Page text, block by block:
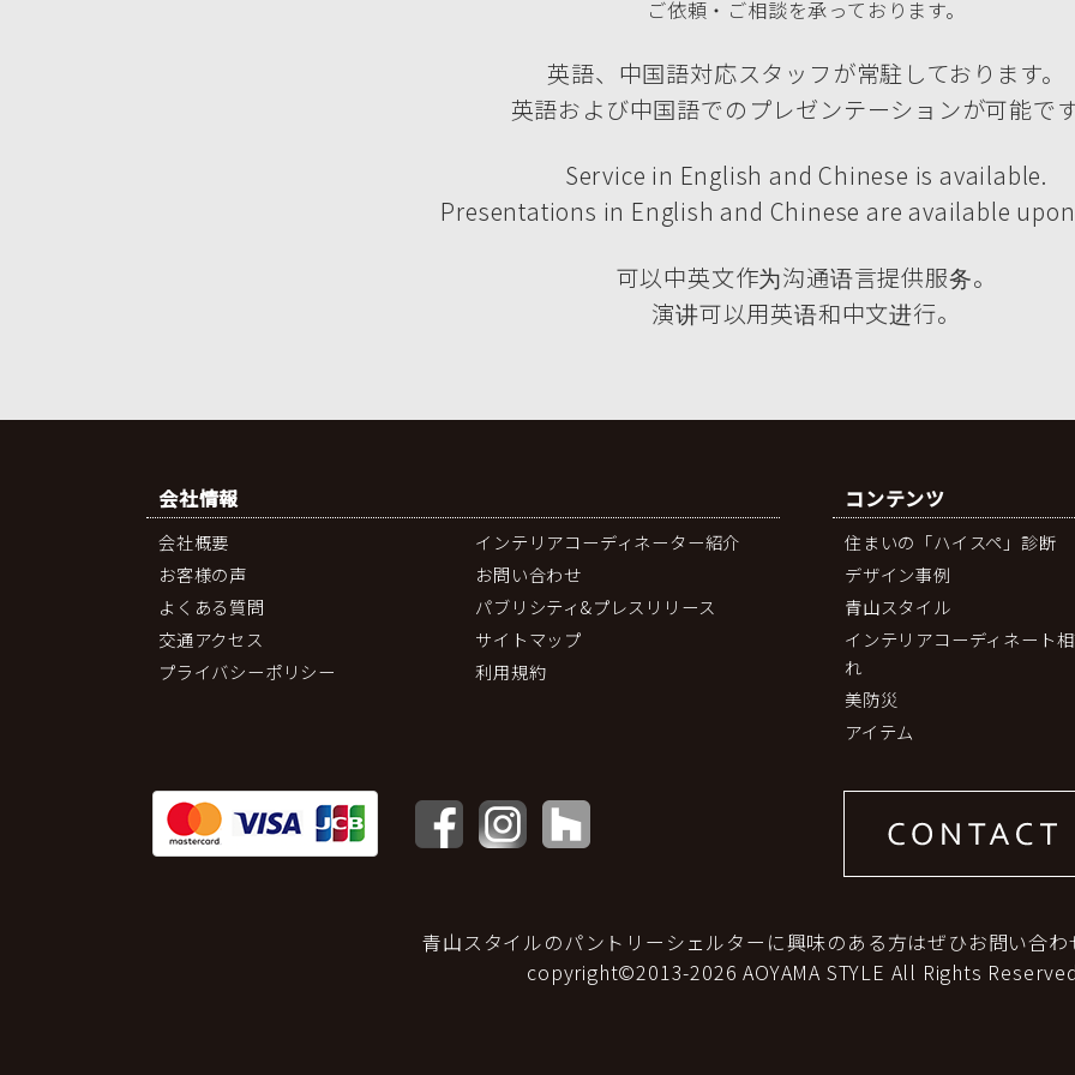
ご依頼・ご相談を承っております。
英語、中国語対応スタッフが常駐しております。
英語および中国語でのプレゼンテーションが可能です
Service in English and Chinese is available.
Presentations in English and Chinese are available
可以中英文作为沟通语言提供服务。
演讲可以用英语和中文进行。
会社情報
会社概要
インテリアコーディネーター紹介
お客様の声
お問い合わせ
よくある質問
パブリシティ&プレスリリース
交通アクセス
サイトマップ
プライバシーポリシー
利用規約
コンテンツ
住まいの「ハイスペ」診断
デザイン事例
青山スタイル
インテリアコーディネート
れ
美防災
アイテム
青山スタイルのパントリーシェルターに興味のある方はぜひお問い合わ
copyright©2013-2026 AOYAMA STYLE All Rights